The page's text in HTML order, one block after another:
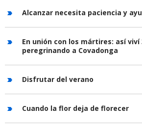
Alcanzar necesita paciencia y
En unión con los mártires: así
peregrinando a Covadonga
Disfrutar del verano
Cuando la flor deja de florecer